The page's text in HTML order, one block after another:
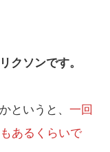
クソンです。
というと、 一回
あるくらいで